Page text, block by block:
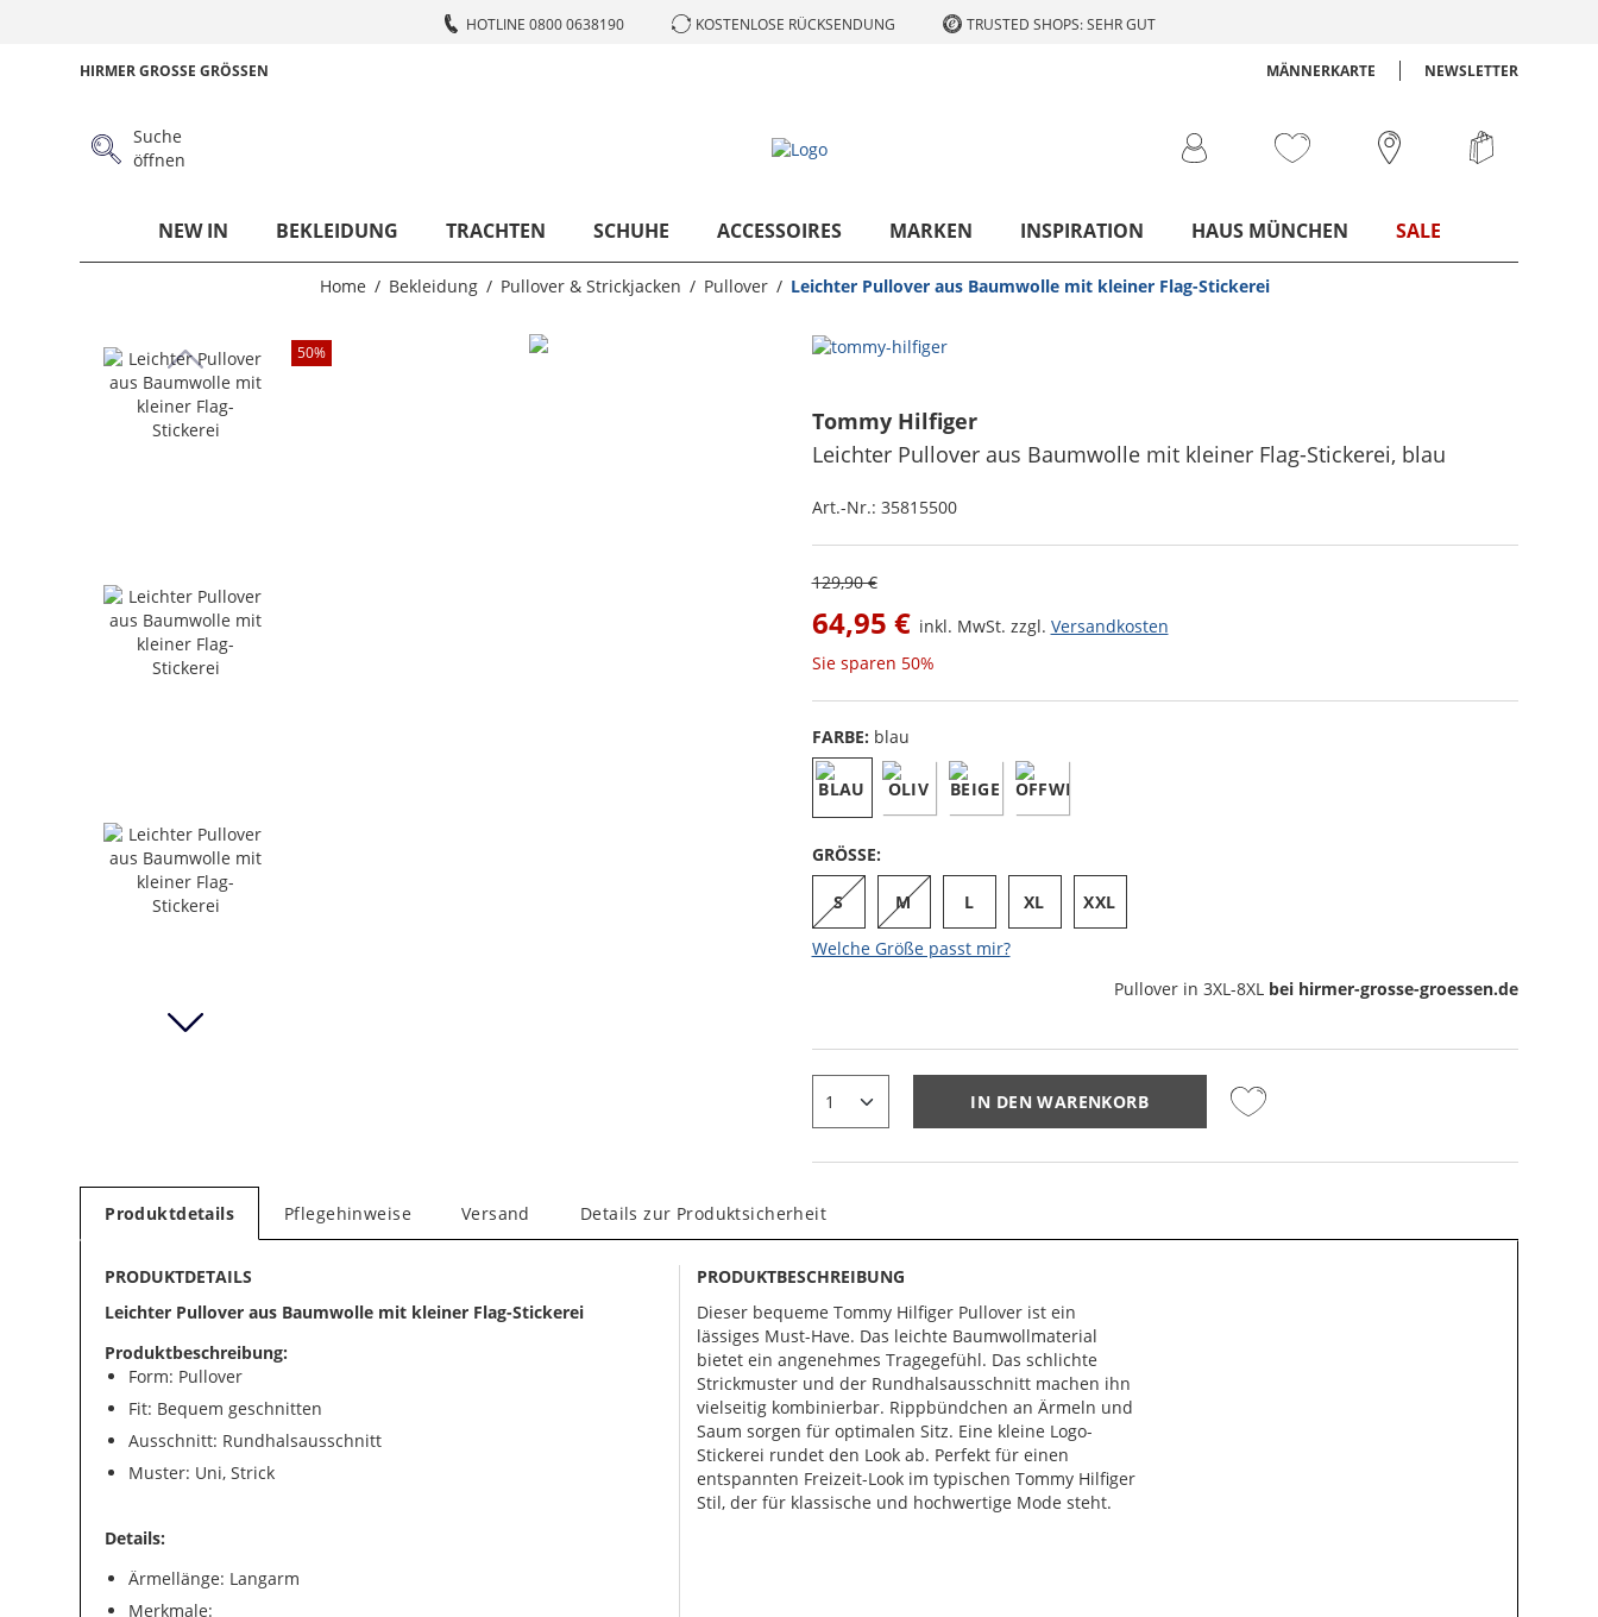
HOTLINE 0800 0638190 KOSTENLOSE RÜCKSENDUNG TRUSTED SHOPS: SEHR GUT
HIRMER GROSSE GRÖSSEN MÄNNERKARTE NEWSLETTER
Suche
öffnen
NEW IN BEKLEIDUNG TRACHTEN SCHUHE ACCESSOIRES MARKEN INSPIRATION HAUS MÜNCHEN SALE
Home Bekleidung Pullover & Strickjacken Pullover Leichter Pullover aus Baumwolle mit kleiner Flag-Stickerei
50%
Tommy Hilfiger
Leichter Pullover aus Baumwolle mit kleiner Flag-Stickerei, blau
Art.-Nr.: 35815500
129,90 €
64,95 € inkl. MwSt. zzgl. Versandkosten
Sie sparen 50%
FARBE: blau
GRÖSSE:
S M L XL XXL
Welche Größe passt mir?
Pullover in 3XL-8XL bei hirmer-grosse-groessen.de
IN DEN WARENKORB
Produktdetails Pflegehinweise Versand Details zur Produktsicherheit
PRODUKTDETAILS
Leichter Pullover aus Baumwolle mit kleiner Flag-Stickerei
Produktbeschreibung:
Form: Pullover
Fit: Bequem geschnitten
Ausschnitt: Rundhalsausschnitt
Muster: Uni, Strick
Details:
Ärmellänge: Langarm
Merkmale:
PRODUKTBESCHREIBUNG
Dieser bequeme Tommy Hilfiger Pullover ist ein
lässiges Must-Have. Das leichte Baumwollmaterial
bietet ein angenehmes Tragegefühl. Das schlichte
Strickmuster und der Rundhalsausschnitt machen ihn
vielseitig kombinierbar. Rippbündchen an Ärmeln und
Saum sorgen für optimalen Sitz. Eine kleine Logo-
Stickerei rundet den Look ab. Perfekt für einen
entspannten Freizeit-Look im typischen Tommy Hilfiger
Stil, der für klassische und hochwertige Mode steht.